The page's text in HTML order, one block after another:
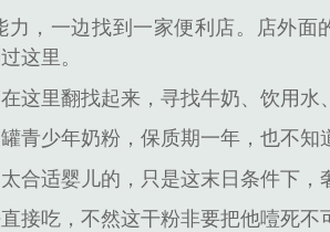
，一边找到一家便利店。店外
这里。
这里翻找起来，寻找牛奶、饮用水
青少年奶粉，保质期一年，也不知
合适婴儿的，只是这末日条件下，
接吃，不然这干粉非要把他噎死不